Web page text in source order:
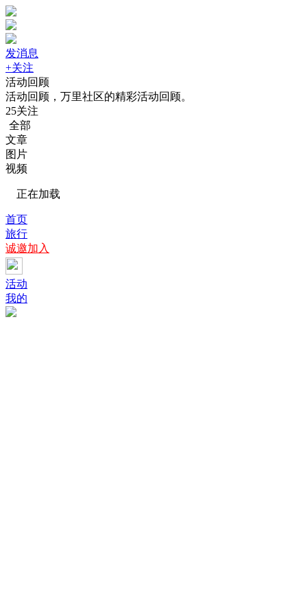
发消息
+关注
活动回顾
活动回顾，万里社区的精彩活动回顾。
25关注
全部
文章
图片
视频
正在加载
首页
旅行
诚邀加入
活动
我的